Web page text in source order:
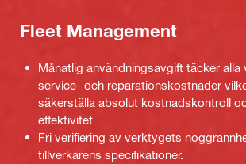
Fleet Management
Månatlig användningsavgift täcker alla
service- och reparationskostnader
säkerställa absolut kostnadskontroll
effektivitet.
Fri verifiering av verktygets
tillverkarens specifikationer.